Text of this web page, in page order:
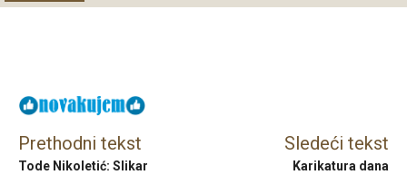
Prethodni tekst
Tode Nikoletić: Slikar
Sledeći tekst
Karikatura dana